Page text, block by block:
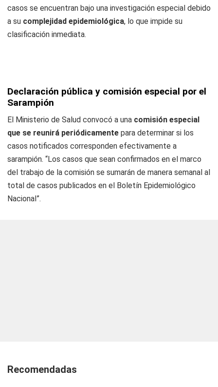
casos se encuentran bajo una investigación especial debido
a su complejidad epidemiológica, lo que impide su
clasificación inmediata.
Declaración pública y comisión especial por el
Sarampión
El Ministerio de Salud convocó a una comisión especial
que se reunirá periódicamente para determinar si los
casos notificados corresponden efectivamente a
sarampión. “Los casos que sean confirmados en el marco
del trabajo de la comisión se sumarán de manera semanal al
total de casos publicados en el Boletín Epidemiológico
Nacional”.
Recomendadas